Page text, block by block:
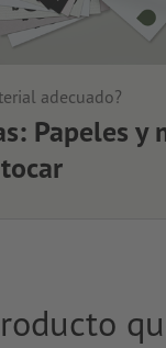
adecuado?
Papeles y